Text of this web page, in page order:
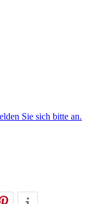
Sie sich bitte an.